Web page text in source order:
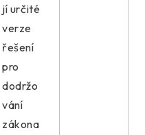
jí určité
verze
řešení
pro
dodržo
vání
zákona